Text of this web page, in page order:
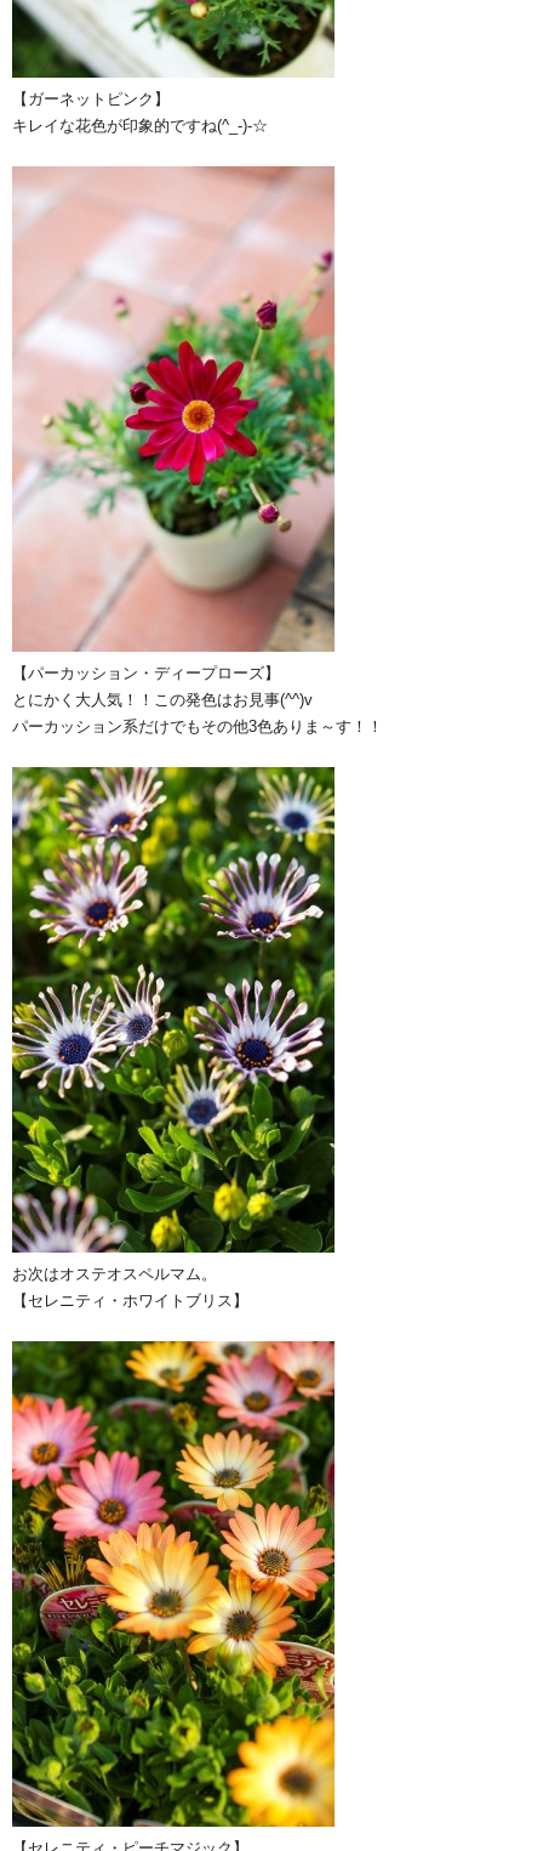
【ガーネットピンク】
キレイな花色が印象的ですね(^_-)-☆
【パーカッション・ディープローズ】
とにかく大人気！！この発色はお見事(^^)v
パーカッション系だけでもその他3色ありま～す！！
お次はオステオスペルマム。
【セレニティ・ホワイトブリス】